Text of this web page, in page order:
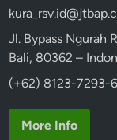
Jl. Bypass Ngurah
Bali, 80362 –
(+62) 8123-7293-
More Info